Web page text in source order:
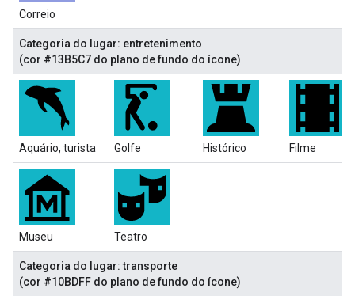
Correio
Categoria do lugar: entretenimento
(cor #13B5C7 do plano de fundo do ícone)
Aquário, turista Golfe Histórico Filme
Museu Teatro
Categoria do lugar: transporte
(cor #10BDFF do plano de fundo do ícone)